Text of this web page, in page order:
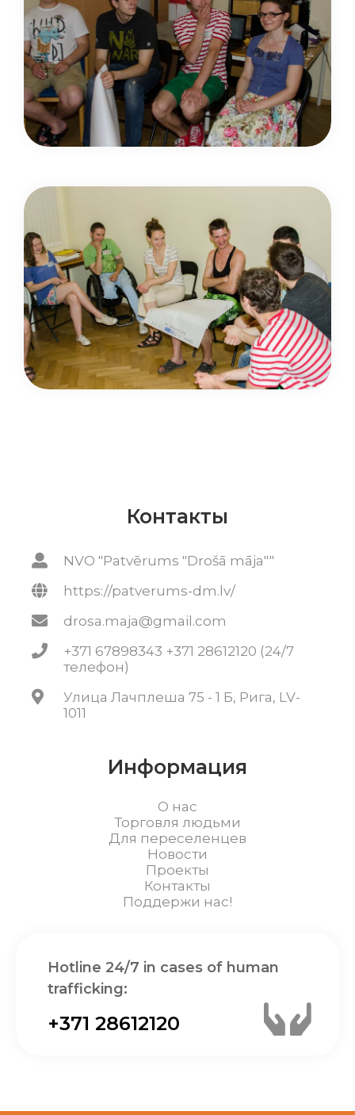
Контакты
NVO "Patvērums "Drošā māja""
https://patverums-dm.lv/
drosa.maja@gmail.com
+371 67898343 +371 28612120 (24/7
телефон)
Улица Лачплеша 75 - 1 Б, Рига, LV-
1011
Информация
О нас
Торговля людьми
Для переселенцев
Новости
Проекты
Контакты
Поддержи нас!
Hotline 24/7 in cases of human
trafficking:
+371 28612120